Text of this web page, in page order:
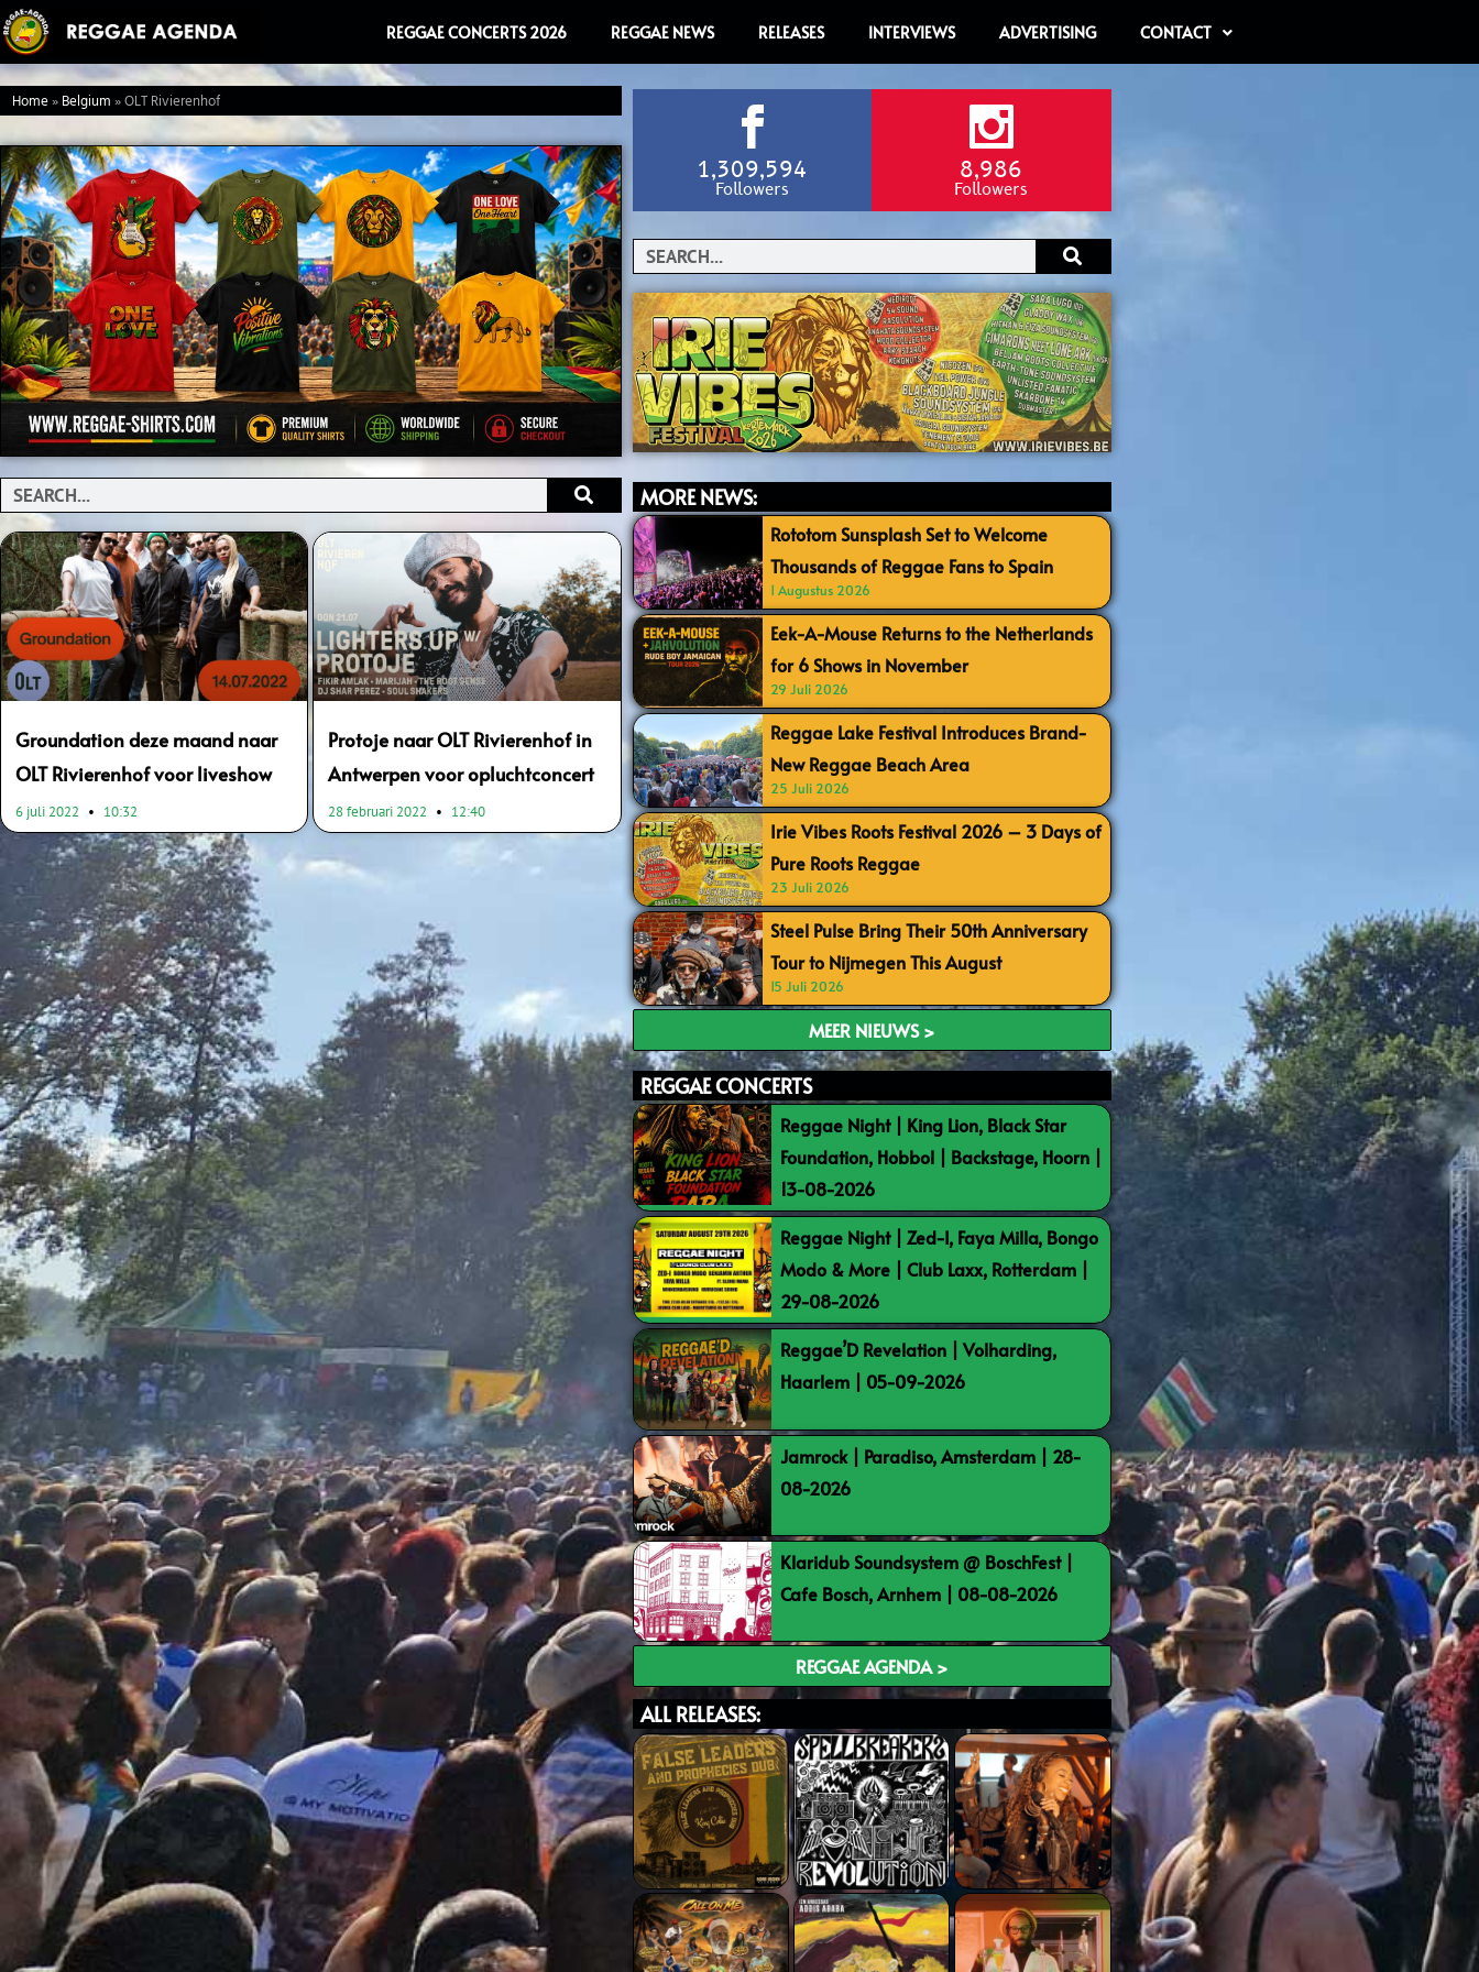
Ga
naar
de
inhoud
REGGAE CONCERTS 2026 REGGAE NEWS RELEASES INTERVIEWS ADVERTISING CONTACT
Home»Belgium»OLT Rivierenhof
Search
Groundation deze maand naar
OLT Rivierenhof voor liveshow
6 juli 2022 10:32
Protoje naar OLT Rivierenhof in
Antwerpen voor opluchtconcert
28 februari 2022 12:40
1,309,594
Followers
8,986
Followers
Search
MORE NEWS:
Rototom Sunsplash Set to Welcome
Thousands of Reggae Fans to Spain
1 Augustus 2026
Eek-A-Mouse Returns to the Netherlands
for 6 Shows in November
29 Juli 2026
Reggae Lake Festival Introduces Brand-
New Reggae Beach Area
25 Juli 2026
Irie Vibes Roots Festival 2026 – 3 Days of
Pure Roots Reggae
23 Juli 2026
Steel Pulse Bring Their 50th Anniversary
Tour to Nijmegen This August
15 Juli 2026
MEER NIEUWS >
REGGAE CONCERTS
Reggae Night | King Lion, Black Star
Foundation, Hobbol | Backstage, Hoorn |
13-08-2026
Reggae Night | Zed-I, Faya Milla, Bongo
Modo & More | Club Laxx, Rotterdam |
29-08-2026
Reggae’D Revelation | Volharding,
Haarlem | 05-09-2026
Jamrock | Paradiso, Amsterdam | 28-
08-2026
Klaridub Soundsystem @ BoschFest |
Cafe Bosch, Arnhem | 08-08-2026
REGGAE AGENDA >
ALL RELEASES: